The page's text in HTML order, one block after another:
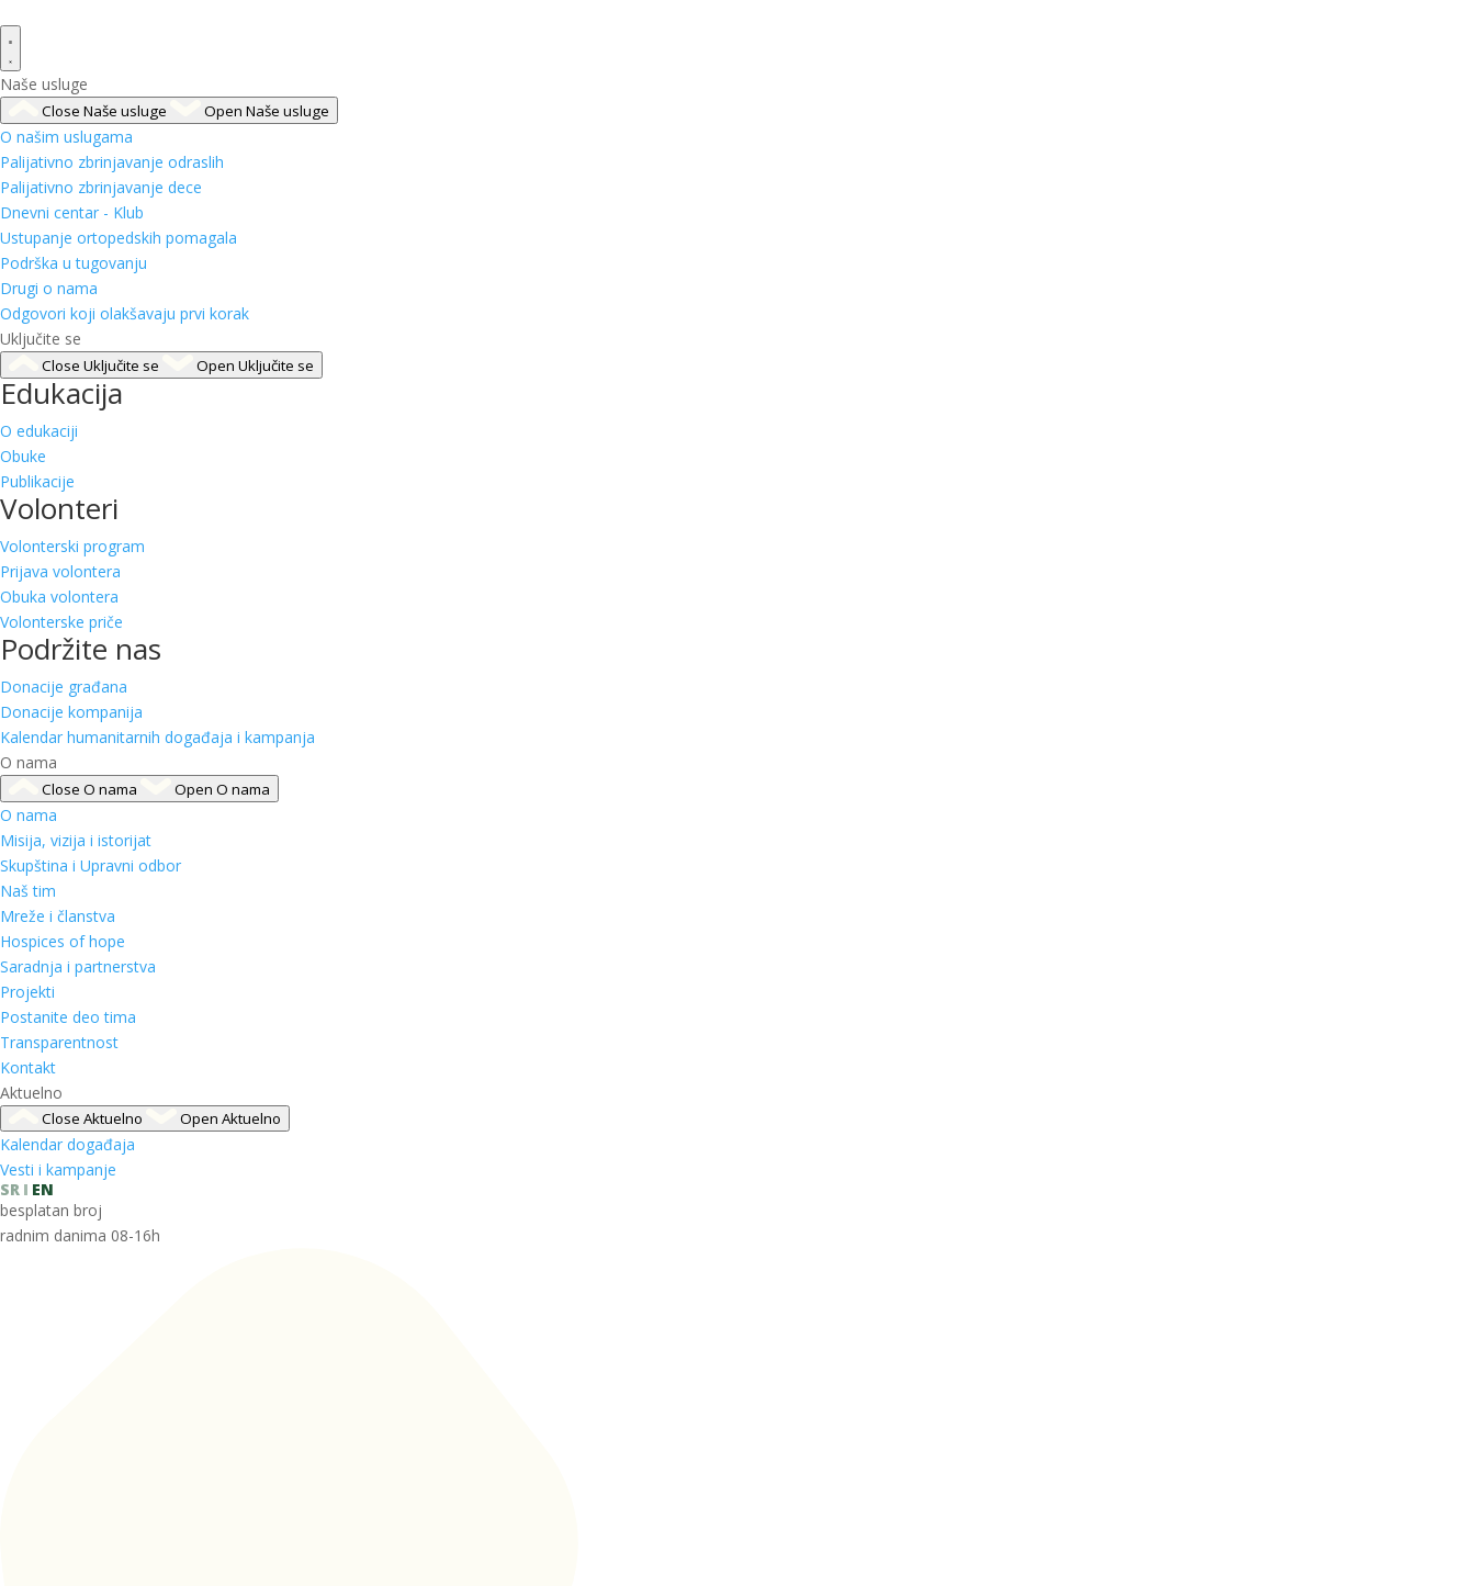
Naše usluge
Close Naše usluge Open Naše usluge
O našim uslugama
Palijativno zbrinjavanje odraslih
Palijativno zbrinjavanje dece
Dnevni centar - Klub
Ustupanje ortopedskih pomagala
Podrška u tugovanju
Drugi o nama
Odgovori koji olakšavaju prvi korak
Uključite se
Close Uključite se Open Uključite se
Edukacija
O edukaciji
Obuke
Publikacije
Volonteri
Volonterski program
Prijava volontera
Obuka volontera
Volonterske priče
Podržite nas
Donacije građana
Donacije kompanija
Kalendar humanitarnih događaja i kampanja
O nama
Close O nama Open O nama
O nama
Misija, vizija i istorijat
Skupština i Upravni odbor
Naš tim
Mreže i članstva
Hospices of hope
Saradnja i partnerstva
Projekti
Postanite deo tima
Transparentnost
Kontakt
Aktuelno
Close Aktuelno Open Aktuelno
Kalendar događaja
Vesti i kampanje
SR
EN
besplatan broj
radnim danima 08-16h